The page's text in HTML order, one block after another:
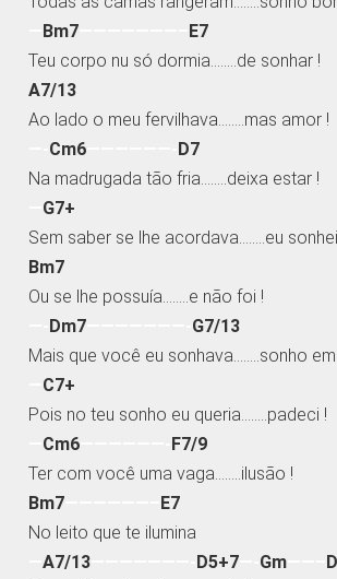
Bm7
E7
Teu corpo nu só dormia……..de sonhar !
A7/13
Ao lado o meu fervilhava……..mas amor !
Cm6
D7
Na madrugada tão fria……..deixa estar !
G7+
Sem saber se lhe acordava……..eu
Bm7
Ou se lhe possuía……..e não foi !
Dm7
G7/13
Mais que você eu sonhava……..sonho
C7+
Pois no teu sonho eu queria……..padeci !
Cm6
F7/9
Ter com você uma vaga……..ilusão !
Bm7
E7
No leito que te ilumina
—A7/13 D5+7 Gm